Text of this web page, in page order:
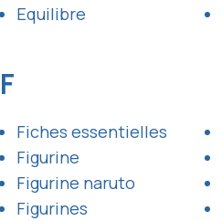
Equilibre
F
Fiches essentielles
Figurine
Figurine naruto
Figurines